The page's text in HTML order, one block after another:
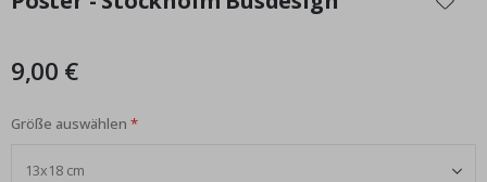
der
9,00 €
Größe auswählen